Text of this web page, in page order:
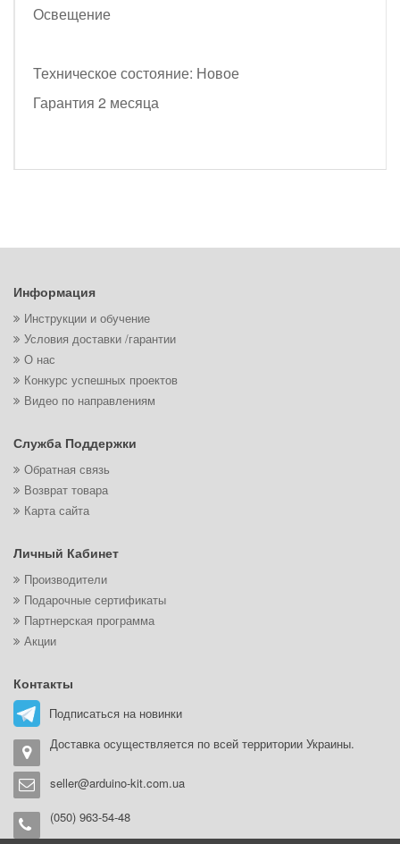
Освещение
Техническое состояние: Новое
Гарантия 2 месяца
Информация
Инструкции и обучение
Условия доставки /гарантии
О нас
Конкурс успешных проектов
Видео по направлениям
Служба Поддержки
Обратная связь
Возврат товара
Карта сайта
Личный Кабинет
Производители
Подарочные сертификаты
Партнерская программа
Акции
Контакты
Подписаться на новинки
Доставка осуществляется по всей территории Украины.
seller@arduino-kit.com.ua
(050) 963-54-48